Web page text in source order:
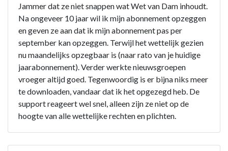
Jammer dat ze niet snappen wat Wet van Dam inhoudt.
Na ongeveer 10 jaar wil ik mijn abonnement opzeggen
en geven ze aan dat ik mijn abonnement pas per
september kan opzeggen. Terwijl het wettelijk gezien
nu maandelijks opzegbaar is (naar rato van je huidige
jaarabonnement). Verder werkte nieuwsgroepen
vroeger altijd goed. Tegenwoordig is er bijna niks meer
te downloaden, vandaar dat ik het opgezegd heb. De
support reageert wel snel, alleen zijn ze niet op de
hoogte van alle wettelijke rechten en plichten.